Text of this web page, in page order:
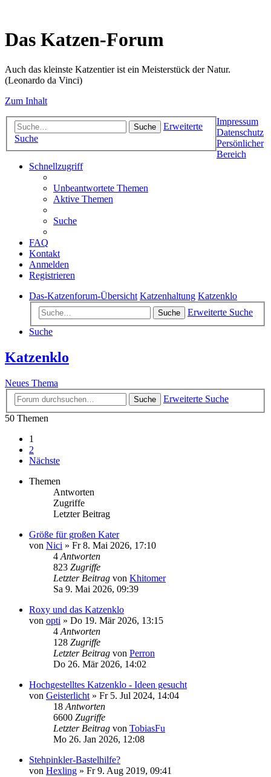
Das Katzen-Forum
Auch das kleinste Katzentier ist ein Meisterstück der Natur.
(Leonardo da Vinci)
Zum Inhalt
Impressum
Datenschutz
Persönlicher
Bereich
Suche
Erweiterte
Suche
Schnellzugriff
Unbeantwortete Themen
Aktive Themen
Suche
FAQ
Kontakt
Anmelden
Registrieren
Das-Katzenforum-Übersicht Katzenhaltung Katzenklo
Suche
Erweiterte Suche
Suche
Katzenklo
Neues Thema
Suche
Erweiterte Suche
50 Themen
1
2
Nächste
Themen
Antworten
Zugriffe
Letzter Beitrag
Größe für großen Kater
von Nici » Fr 8. Mai 2026, 17:10
4Antworten
823 Zugriffe
Letzter Beitrag von Khitomer
Sa 9. Mai 2026, 09:39
Roxy und das Katzenklo
von opti » Do 19. Mär 2026, 13:15
4Antworten
128 Zugriffe
Letzter Beitrag von Perron
Do 26. Mär 2026, 14:02
Hochgestelltes Katzenklo - Ideen gesucht
von Geisterlicht» Fr 5. Jul 2024, 14:04
18Antworten
6600 Zugriffe
Letzter Beitrag von TobiasFu
Mo 26. Jan 2026, 12:08
Stehpinkler-Bastelhilfe?
von Hexling » Fr 9. Aug 2019, 09:41